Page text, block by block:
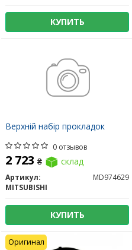
КУПИТЬ
Верхній набір прокладок
0 отзывов
2 723 ₴ склад
Артикул:
MD974629
MITSUBISHI
КУПИТЬ
Оригинал